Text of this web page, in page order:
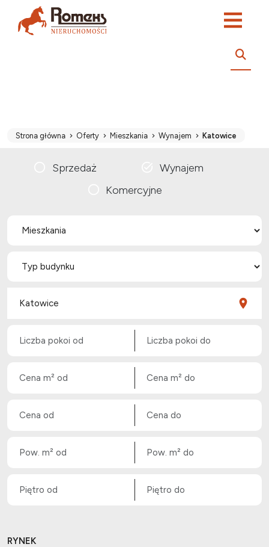
Strona główna Oferty Mieszkania Wynajem Katowice
Sprzedaż
Wynajem
Komercyjne
RYNEK